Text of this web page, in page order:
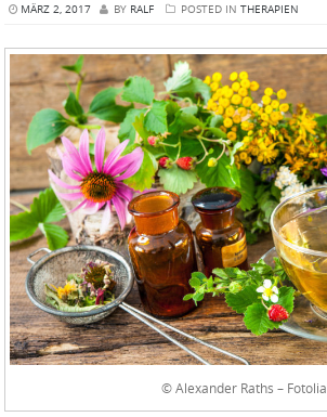
MÄRZ 2, 2017 BY RALF POSTED IN THERAPIEN
© Alexander Raths – Fotolia